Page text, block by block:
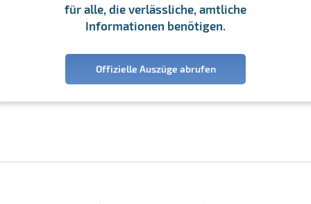
für alle, die verlässliche, amtliche
Informationen benötigen.
Offizielle Auszüge abrufen